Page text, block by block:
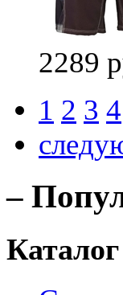
2289
1 2 3 4
–